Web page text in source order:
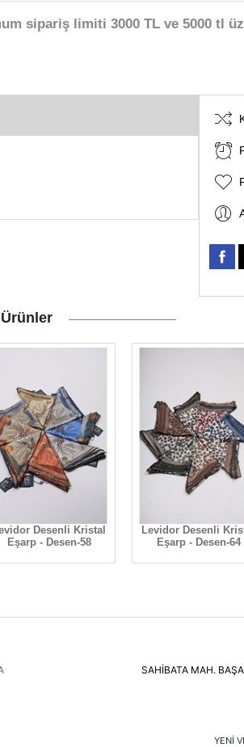
sipariş limiti 3000 TL ve 5000 tl
Desenli Kristal
Eşarp - Desen-58
Levidor Desenli
Eşarp - Desen-64
SAHİBATA MAH.
YENI